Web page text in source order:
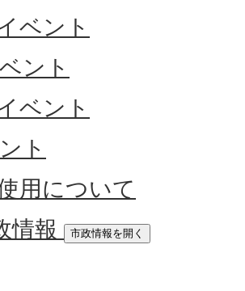
ベント
ント
ベント
ト
用について
情報
市政情報を開く